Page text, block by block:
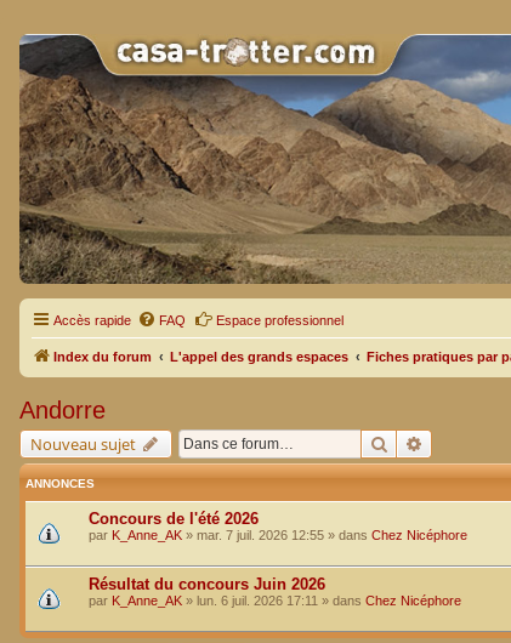
Accès rapide FAQ Espace professionnel
Index du forum L'appel des grands espaces Fiches pratiques par
Andorre
Nouveau sujet Rechercher
ANNONCES
Concours de l'été 2026
par K_Anne_AK » mar. 7 juil. 2026 12:55 » dans Chez Nicéphore
Résultat du concours Juin 2026
par K_Anne_AK » lun. 6 juil. 2026 17:11 » dans Chez Nicéphore